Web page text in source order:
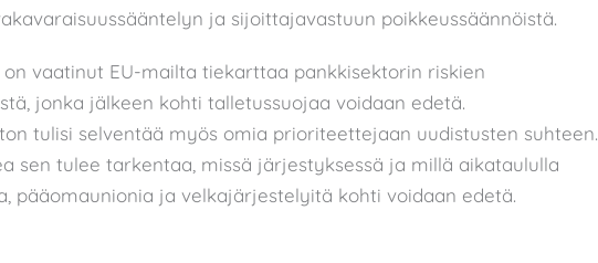
ja sijoittajavastuun poikkeussäännöistä.
on vaatinut EU-mailta tiekarttaa pankkisektorin riskien
jonka jälkeen kohti talletussuojaa voidaan edetä.
tulisi selventää myös omia prioriteettejaan uudistusten suhteen.
sen tulee tarkentaa, missä järjestyksessä ja millä aikataululla
pääomaunionia ja velkajärjestelyitä kohti voidaan edetä.